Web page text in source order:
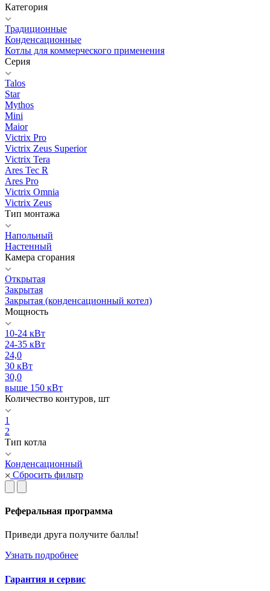
Категория
Традиционные
Конденсационные
Котлы для коммерческого применения
Серия
Talos
Star
Mythos
Mini
Maior
Victrix Pro
Victrix Zeus Superior
Victrix Tera
Ares Tec R
Ares Pro
Victrix Omnia
Victrix Zeus
Тип монтажа
Напольный
Настенный
Камера сгорания
Открытая
Закрытая
Закрытая (конденсационный котел)
Мощность
10-24 кВт
24-35 кВт
24,0
30 кВт
30,0
выше 150 кВт
Количество контуров, шт
1
2
Тип котла
Конденсационный
Сбросить фильтр
Реферальная программа
Приведи друга получите баллы!
Узнать подробнее
Гарантия и сервис